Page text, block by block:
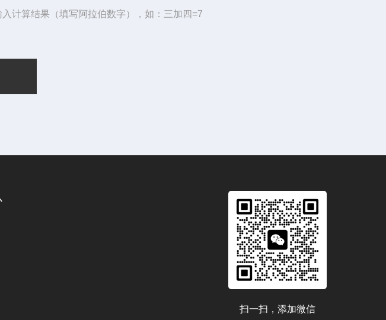
入计算结果（填写阿拉伯数字），如：三加四=7
扫一扫，添加微信